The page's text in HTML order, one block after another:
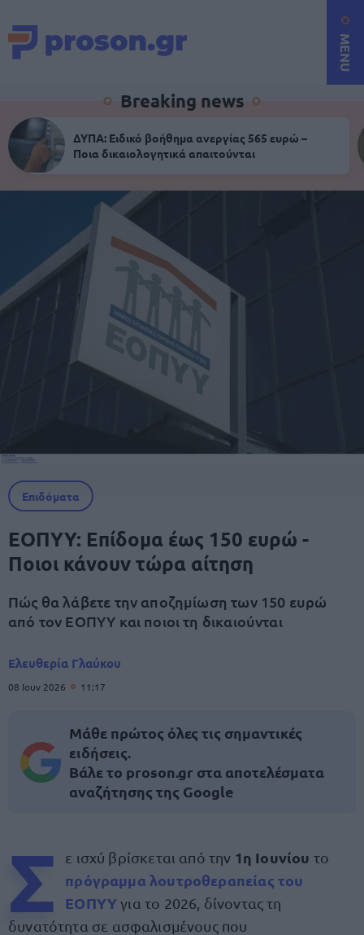
MENU
Breaking news
ΔΥΠΑ: Ειδικό βοήθημα ανεργίας 565 ευρώ –
Ποια δικαιολογητικά απαιτούνται
Επιδόματα
ΕΟΠΥΥ: Επίδομα έως 150 ευρώ -
Ποιοι κάνουν τώρα αίτηση
Πώς θα λάβετε την αποζημίωση των 150 ευρώ
από τον ΕΟΠΥΥ και ποιοι τη δικαιούνται
Ελευθερία Γλαύκου
08 Ιουν 2026 11:17
Μάθε πρώτος όλες τις σημαντικές
ειδήσεις.
Βάλε το proson.gr στα αποτελέσματα
αναζήτησης της Google
Σ ε ισχύ βρίσκεται από την 1η Ιουνίου το
πρόγραμμα λουτροθεραπείας του
ΕΟΠΥΥγια το 2026, δίνοντας τη
δυνατότητα σε ασφαλισμένους που